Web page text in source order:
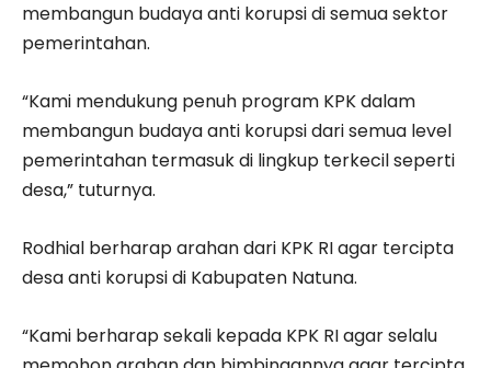
membangun budaya anti korupsi di semua sektor
pemerintahan.
“Kami mendukung penuh program KPK dalam
membangun budaya anti korupsi dari semua level
pemerintahan termasuk di lingkup terkecil seperti
desa,” tuturnya.
Rodhial berharap arahan dari KPK RI agar tercipta
desa anti korupsi di Kabupaten Natuna.
“Kami berharap sekali kepada KPK RI agar selalu